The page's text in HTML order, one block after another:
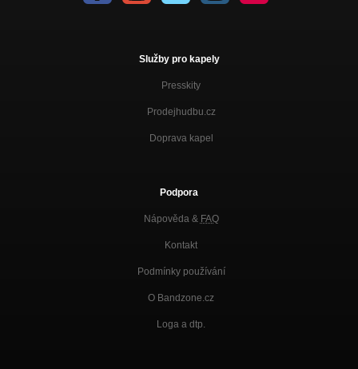
Služby pro kapely
Presskity
Prodejhudbu.cz
Doprava kapel
Podpora
Nápověda & FAQ
Kontakt
Podmínky používání
O Bandzone.cz
Loga a dtp.